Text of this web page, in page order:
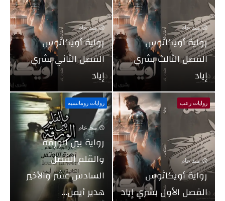
منذ عام
رواية أويكاثوس
الفصل الثالث بشري
إياد
منذ عام
رواية أويكاثوس
الفصل الثاني بشري
إياد
روايات رعب
منذ عام
رواية أويكاثوس
الفصل الأول بشري إياد
روايات رومانسيه
منذ عام
رواية بين الورقة
والقلم الفصل
السادس عشر والأخير
هدير أيمن...